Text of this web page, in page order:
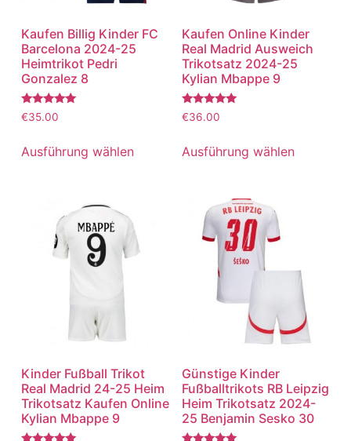
Kaufen Billig Kinder FC
Barcelona 2024-25
Heimtrikot Pedri
Gonzalez 8
Bewertet
mit
von 5
€35.00
Ausführung wählen
Kaufen Online Kinder
Real Madrid Ausweich
Trikotsatz 2024-25
Kylian Mbappe 9
Bewertet
mit
von 5
€36.00
Ausführung wählen
Kinder Fußball Trikot
Real Madrid 24-25 Heim
Trikotsatz Kaufen Online
Kylian Mbappe 9
Günstige Kinder
Fußballtrikots RB Leipzig
Heim Trikotsatz 2024-
25 Benjamin Sesko 30